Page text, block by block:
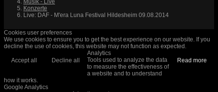
Konzerte
Live: DAF - M'era Luna Festival Hildesheim 09.08.2014
Cookies user preferences
We use cookies to ensure you to get the best experience on our website. If you
decline the use of cookies, this website may not function as expected.
Accept all Decline all Read more
Analytics
Tools used to analyze the data
to measure the effectiveness of
a website and to understand
how it works.
Google Analytics